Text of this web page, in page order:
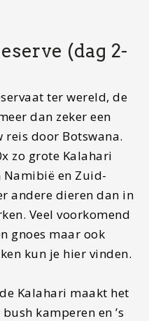
(dag 2-
ter wereld, de
dan zeker een
door Botswana.
zo grote Kalahari
en Zuid-
andere dieren dan in
Veel voorkomend
gnoes maar ook
kun je hier vinden.
Kalahari maakt het
kamperen en ’s